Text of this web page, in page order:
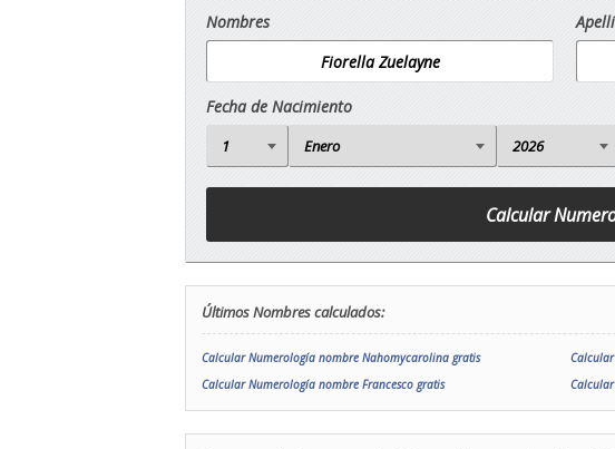
Nombres
Fecha de Nacimiento
Últimos Nombres calculados:
Calcular Numerología nombre Nahomycarolina gratis
Calcular Numerología nombre Francesco gratis